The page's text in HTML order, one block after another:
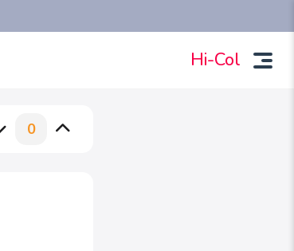
Hi-Col
0